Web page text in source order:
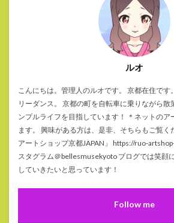
ルオ
こんにちは。管理人のルオです。 京都在住です
リーダンス。 京都の町を自転車に乗りながら散
ンプルライフを目指しています！ ＊ネットの
ます。 興味がある方は、是非、そちらもご覧く
アートショップ京都JAPAN」 https://ruo-
スタグラム＠bellesmusekyoto ブログでは笑顔
していきたいと思っています！
Follow me